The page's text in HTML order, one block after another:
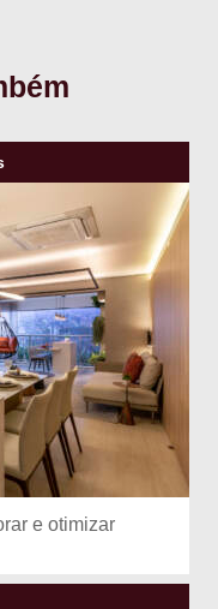
e otimizar